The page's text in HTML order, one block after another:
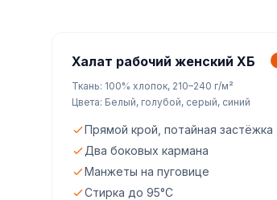
Халат рабочий женский ХБ
Ткань: 100% хлопок, 210–240 г/м²
Цвета: Белый, голубой, серый, синий
Прямой крой, потайная застёжка
Два боковых кармана
Манжеты на пуговице
Стирка до 95°C